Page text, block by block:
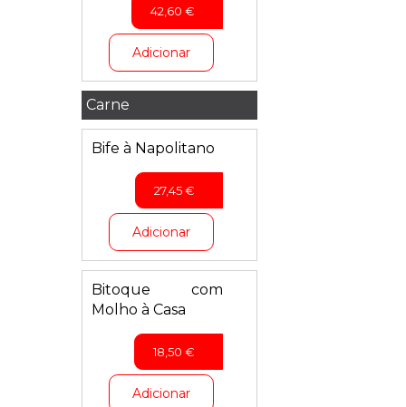
42,60 €
Adicionar
Carne
Bife à Napolitano
27,45€
Adicionar
Bitoque com
Molho à Casa
18,50 €
Adicionar